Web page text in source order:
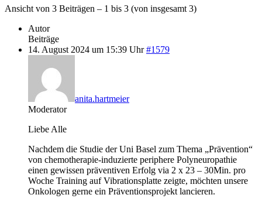
Ansicht von 3 Beiträgen – 1 bis 3 (von insgesamt 3)
Autor
Beiträge
14. August 2024 um 15:39 Uhr #1579
anita.hartmeier
Moderator
Liebe Alle
Nachdem die Studie der Uni Basel zum Thema „Prävention“
von chemotherapie-induzierte periphere Polyneuropathie
einen gewissen präventiven Erfolg via 2 x 23 – 30Min. pro
Woche Training auf Vibrationsplatte zeigte, möchten unsere
Onkologen gerne ein Präventionsprojekt lancieren.